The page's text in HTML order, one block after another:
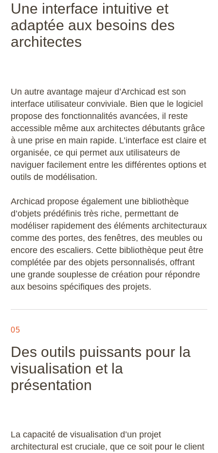
Une interface intuitive et
adaptée aux besoins des
architectes
Un autre avantage majeur d’Archicad est son
interface utilisateur conviviale. Bien que le logiciel
propose des fonctionnalités avancées, il reste
accessible même aux architectes débutants grâce
à une prise en main rapide. L’interface est claire et
organisée, ce qui permet aux utilisateurs de
naviguer facilement entre les différentes options et
outils de modélisation.
Archicad propose également une bibliothèque
d’objets prédéfinis très riche, permettant de
modéliser rapidement des éléments architecturaux
comme des portes, des fenêtres, des meubles ou
encore des escaliers. Cette bibliothèque peut être
complétée par des objets personnalisés, offrant
une grande souplesse de création pour répondre
aux besoins spécifiques des projets.
05
Des outils puissants pour la
visualisation et la
présentation
La capacité de visualisation d’un projet
architectural est cruciale, que ce soit pour le client